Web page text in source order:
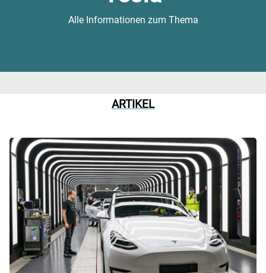
Alle Informationen zum Thema
ARTIKEL